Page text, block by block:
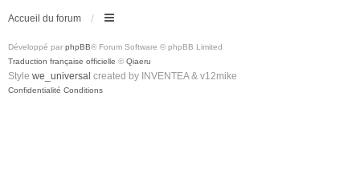
Accueil du forum
Développé par phpBB® Forum Software © phpBB Limited
Traduction française officielle © Qiaeru
Style we_universal created by INVENTEA & v12mike
Confidentialité Conditions